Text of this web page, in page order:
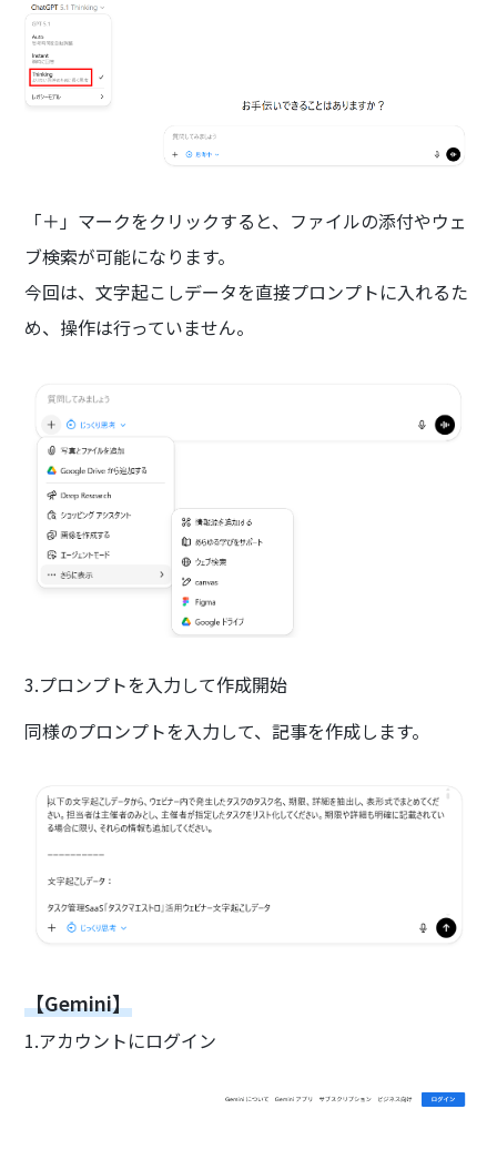
「＋」マークをクリックすると、ファイルの添付やウェ
ブ検索が可能になります。
今回は、文字起こしデータを直接プロンプトに入れるた
め、操作は行っていません。
3.プロンプトを入力して作成開始
同様のプロンプトを入力して、記事を作成します。
【Gemini】
1.アカウントにログイン